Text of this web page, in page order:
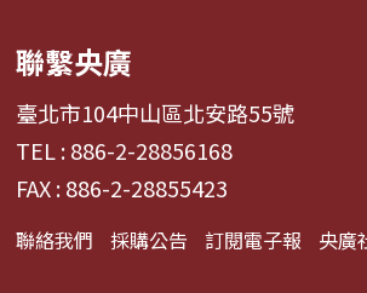
頁 聽友來函：atlantis919@rti.org.tw 【 面冊迷
頁】 ＞＞亞特陪你káng台語 ＞＞佑仁
【 Instagram】 ＞＞亞特陪你káng台語 ＞＞
佑仁
聯繫央廣
臺北市104中山區北安路55號
TEL : 886-2-28856168
FAX : 886-2-28855423
聯絡我們 採購公告 訂閱電子報 央廣